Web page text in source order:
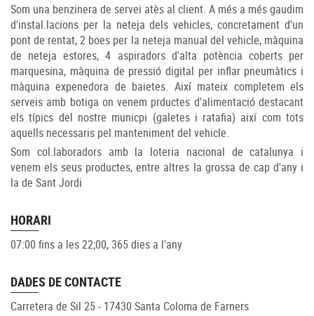
Som una benzinera de servei atès al client. A més a més gaudim
d'instal.lacions per la neteja dels vehicles, concretament d'un
pont de rentat, 2 boes per la neteja manual del vehicle, màquina
de neteja estores, 4 aspiradors d'alta potència coberts per
marquesina, màquina de pressió digital per inflar pneumàtics i
màquina expenedora de baietes. Així mateix completem els
serveis amb botiga on venem prductes d'alimentació destacant
els típics del nostre municpi (galetes i ratafia) així com tots
aquells necessaris pel manteniment del vehicle.
Som col.laboradors amb la loteria nacional de catalunya i
venem els seus productes, entre altres la grossa de cap d'any i
la de Sant Jordi
HORARI
07:00 fins a les 22;00, 365 dies a l'any
DADES DE CONTACTE
Carretera de Sil 25 - 17430 Santa Coloma de Farners